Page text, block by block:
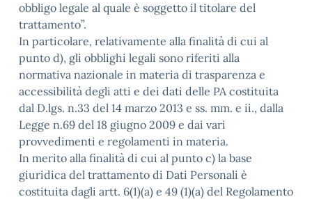
obbligo legale al quale è soggetto il titolare del
trattamento”.
In particolare, relativamente alla finalità di cui al
punto d), gli obblighi legali sono riferiti alla
normativa nazionale in materia di trasparenza e
accessibilità degli atti e dei dati delle PA costituita
dal D.lgs. n.33 del 14 marzo 2013 e ss. mm. e ii., dalla
Legge n.69 del 18 giugno 2009 e dai vari
provvedimenti e regolamenti in materia.
In merito alla finalità di cui al punto c) la base
giuridica del trattamento di Dati Personali è
costituita dagli artt. 6(1)(a) e 49 (1)(a) del Regolamento